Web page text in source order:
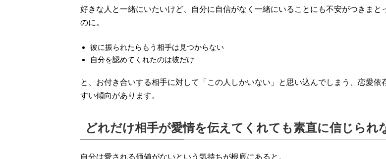
好きな人と一緒にいたいけど、自分に自信がなく一緒にいることにも不安がつきまと
のに。
彼に振られたらもう相手は見つからない
自分を認めてくれたのは彼だけ
と、お付き合いする相手に対して「この人しかいない」と思い込んでしまう、恋愛依
すい傾向があります。
どれだけ相手が愛情を伝えてくれても素直に信じられ
自分は愛される価値がないという気持ちが根底にあると。